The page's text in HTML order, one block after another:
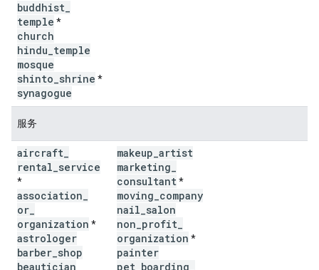
buddhist
temple *
church
hindu temple
mosque
shinto shrine *
synagogue
服务
aircraft
rental service
*
association
or
organization *
astrologer
barber shop
beautician
makeup artist
marketing
consultant*
moving company
nail salon
non profit
organization *
painter
pet boarding